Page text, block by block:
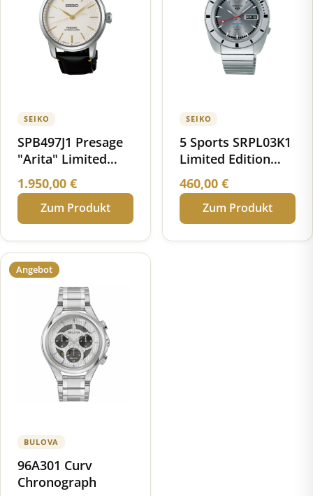
SEIKO
SPB497J1 Presage
"Arita" Limited
Edition Automatik
Porzellan
Zifferblatt
1.950,00 €
Zum Produkt
SEIKO
5 Sports SRPL03K1
Limited Edition
1968 Recreation
460,00 €
Zum Produkt
Angebot
BULOVA
96A301 Curv
Chronograph